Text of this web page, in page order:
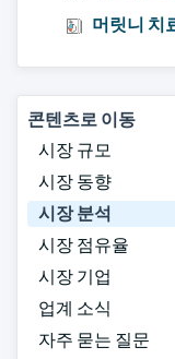
머릿니 치
콘텐츠로 이동
시장 규모
시장 동향
시장 분석
시장 점유율
시장 기업
업계 소식
자주 묻는 질문